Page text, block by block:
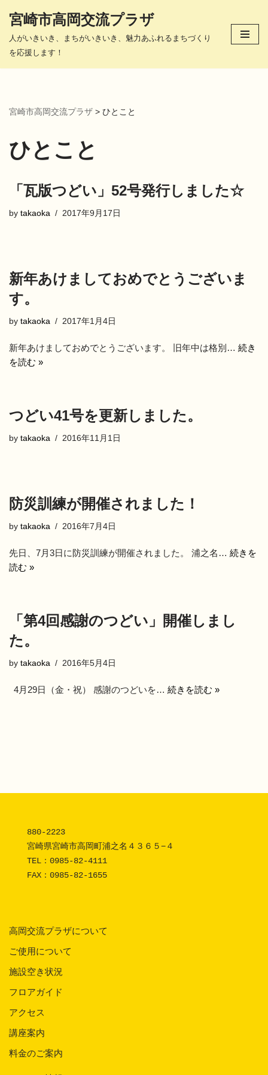
コ
ス
ッ
プ
宮崎市高岡交流プラザ
人がいきいき、まちがいきいき、魅力あふれるまちづくり
を応援します！
宮崎市高岡交流プラザ > ひとこと
ひとこと
「瓦版つどい」52号発行しました☆
by takaoka 2017年9月17日
新年あけましておめでとうございま
す。
by takaoka 2017年1月4日
新年あけましておめでとうございます。 旧年中は格別… 続き
を読む »
つどい41号を更新しました。
by takaoka 2016年11月1日
防災訓練が開催されました！
by takaoka 2016年7月4日
先日、7月3日に防災訓練が開催されました。 浦之名… 続きを
読む »
「第4回感謝のつどい」開催しまし
た。
by takaoka 2016年5月4日
4月29日（金・祝） 感謝のつどいを… 続きを読む »
880-2223
宮崎県宮崎市高岡町浦之名４３６５−４
TEL： 0985-82-4111
FAX：0985-82-1655
高岡交流プラザについて
ご使用について
施設空き状況
フロアガイド
アクセス
講座案内
料金のご案内